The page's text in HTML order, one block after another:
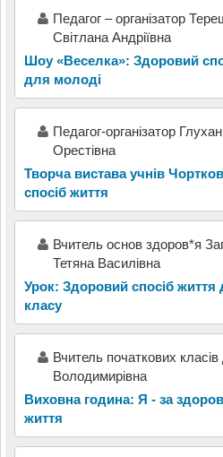
Педагог – організатор
Світлана Андріївна
Шоу «Веселка»: Здоровий
для молоді
Педагог-організатор
Орестівна
Творча вистава учнів
спосіб життя
Вчитель основ здоров*я
Тетяна Василівна
Урок: Здоровий спосіб життя
класу
Вчитель початкових класів
Володимирівна
Виховна година: Я - за
життя